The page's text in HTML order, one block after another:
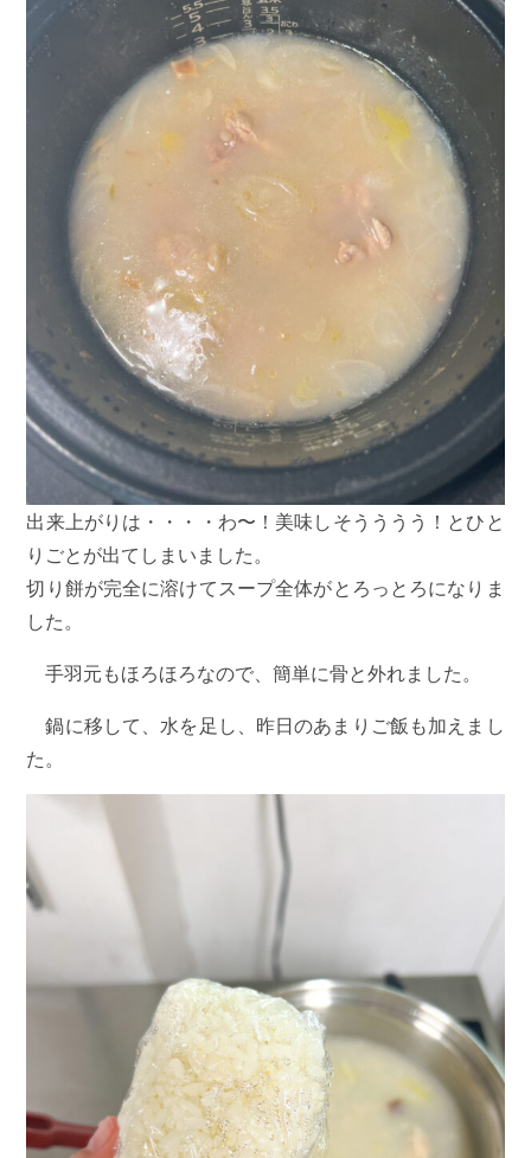
出来上がりは・・・・わ〜！美味しそうううう！とひと
りごとが出てしまいました。
切り餅が完全に溶けてスープ全体がとろっとろになりま
した。
手羽元もほろほろなので、簡単に骨と外れました。
鍋に移して、水を足し、昨日のあまりご飯も加えまし
た。